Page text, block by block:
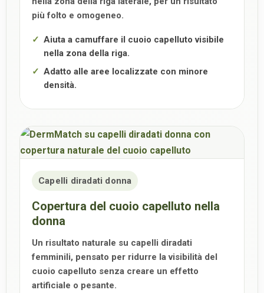
più folto e omogeneo.
Aiuta a camuffare il cuoio capelluto visibile
nella zona della riga.
Adatto alle aree localizzate con minore
densità.
Capelli diradati donna
Copertura del cuoio capelluto nella
donna
Un risultato naturale su capelli diradati
femminili, pensato per ridurre la visibilità del
cuoio capelluto senza creare un effetto
artificiale o pesante.